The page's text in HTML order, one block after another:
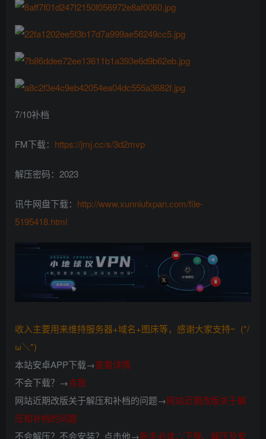
7/10补档
FM下载： https://jmj.cc/s/3d2mvp
解压密码：2023
讯牛网盘下载： http://www.xunniufxpan.com/file-
5195418.html
收入主要用来维持服务器+域名+图床等，感谢大家支持~ (*/
ω＼*)
本站安卓APP下载→查看详情
不会下载？→点我
网站近期改版关于解压和补档的问题→网站近期改版关于解
压和补档的问题
不会解压？不会安装？点击他→新手必读∴下载、解压及安